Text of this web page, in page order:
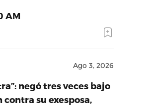
AM
Ago 3, 2026
negó tres veces bajo
su exesposa,